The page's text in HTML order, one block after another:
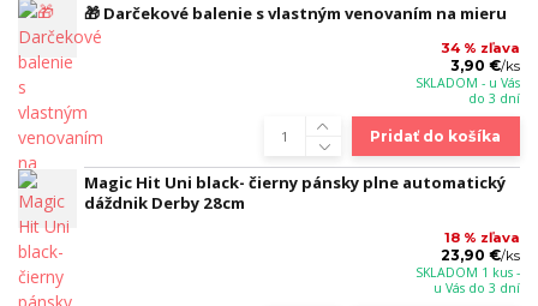
🎁 Darčekové balenie s vlastným venovaním na mieru
34 % zľava
3,90 €/ks
SKLADOM - u Vás
do 3 dní
Pridať do košíka
Magic Hit Uni black- čierny pánsky plne automatický
dáždnik Derby 28cm
18 % zľava
23,90 €/ks
SKLADOM 1 kus -
u Vás do 3 dní